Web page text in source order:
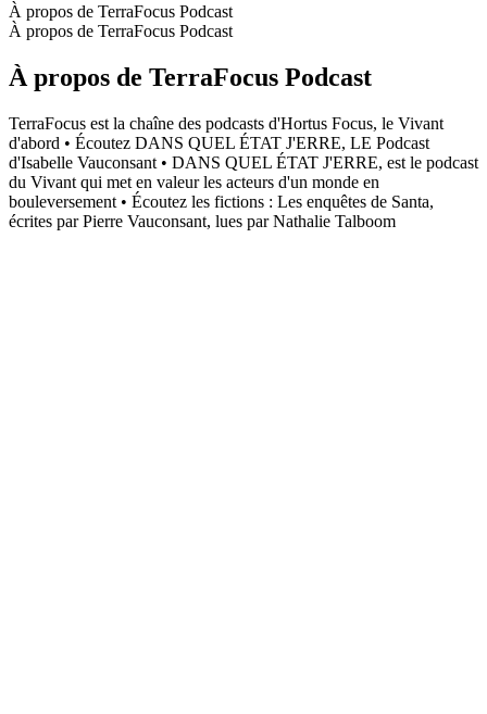
À propos de TerraFocus Podcast
À propos de TerraFocus Podcast
À propos de TerraFocus Podcast
TerraFocus est la chaîne des podcasts d'Hortus Focus, le Vivant
d'abord • Écoutez DANS QUEL ÉTAT J'ERRE, LE Podcast
d'Isabelle Vauconsant • DANS QUEL ÉTAT J'ERRE, est le podcast
du Vivant qui met en valeur les acteurs d'un monde en
bouleversement • Écoutez les fictions : Les enquêtes de Santa,
écrites par Pierre Vauconsant, lues par Nathalie Talboom